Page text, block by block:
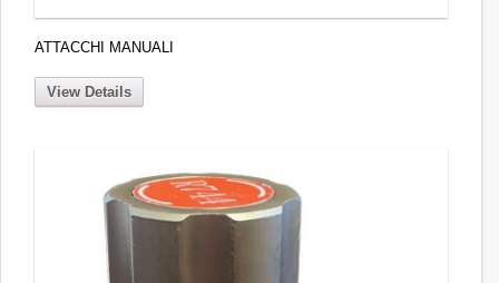
ATTACCHI MANUALI
View Details